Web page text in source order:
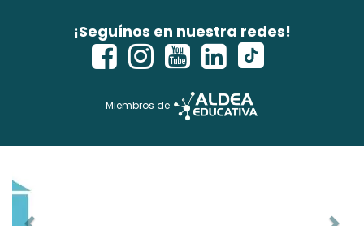
¡Seguínos en nuestra redes!
Miembros de